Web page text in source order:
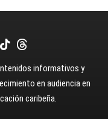
informativos y
en audiencia en
caribeña.